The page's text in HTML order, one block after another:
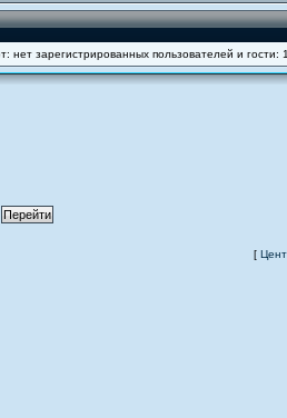
нет зарегистрированных пользователей и гости:
[